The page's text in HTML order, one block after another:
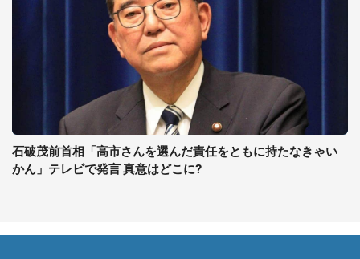
石破茂前首相「高市さんを選んだ責任をともに持たなきゃい
かん」テレビで発言 真意はどこに?